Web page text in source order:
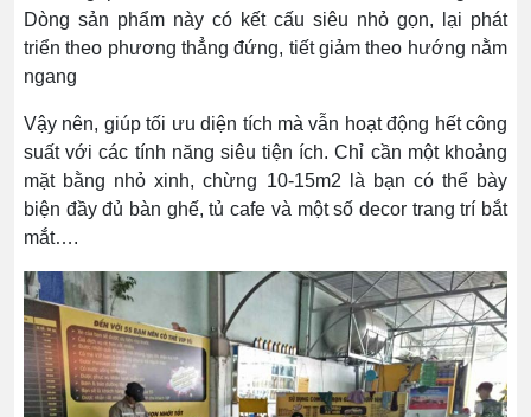
Dòng sản phẩm này có kết cấu siêu nhỏ gọn, lại phát
triển theo phương thẳng đứng, tiết giảm theo hướng nằm
ngang
Vậy nên, giúp tối ưu diện tích mà vẫn hoạt động hết công
suất với các tính năng siêu tiện ích. Chỉ cần một khoảng
mặt bằng nhỏ xinh, chừng 10-15m2 là bạn có thể bày
biện đầy đủ bàn ghế, tủ cafe và một số decor trang trí bắt
mắt….